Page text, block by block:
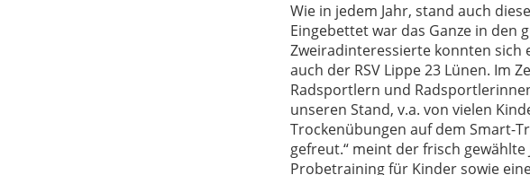
Wie in jedem Jahr, stand auch
Eingebettet war das Ganze in den
Zweiradinteressierte konnten
auch der RSV Lippe 23 Lünen. Im
Radsportlern und
unseren Stand, v.a. von vielen
Trockenübungen auf dem Smart-
gefreut.“ meint der frisch
Probetraining für Kinder sowie